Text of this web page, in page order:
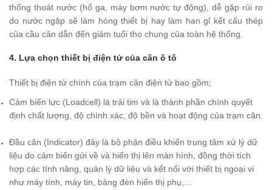
thống thoát nước (hố ga, máy bơm nước tự động), dễ gặp rủi ro
do nước ngập sẽ làm hỏng thiết bị hay làm han gỉ kết cấu thép
của cầu cân dẫn đến giảm tuổi thọ chung của toàn hệ thống.
4. Lựa chọn thiết bị điện tử của cân ô tô
Thiết bị điện tử chính của trạm cân điện tử bao gồm;
Cảm biến lực (Loadcell) là trái tim và là thành phần chính quyết
định chất lượng, độ chính xác, độ bền và hoạt động của trạm cân.
Đầu cân (Indicator) đây là bộ phận điều khiển trung tâm xử lý dữ
liệu do cảm biến gửi về và hiển thị lên màn hình, đồng thời tích
hợp các tính năng, quản lý dữ liệu và kết nối với thiết bị ngoại vi
như máy tính, máy tin, bảng đèn hiển thị phụ,…